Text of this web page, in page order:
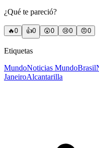
¿Qué te pareció?
🔥0 👍0 😲0 😢0 😠0
Etiquetas
MundoNoticias MundoBrasil
JaneiroAlcantarilla